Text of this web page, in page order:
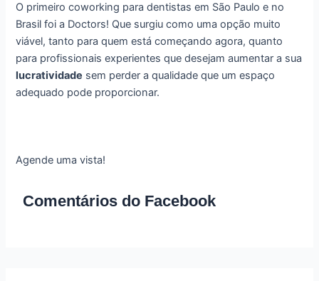
O primeiro coworking para dentistas em São Paulo e no
Brasil foi a Doctors! Que surgiu como uma opção muito
viável, tanto para quem está começando agora, quanto
para profissionais experientes que desejam aumentar a sua
lucratividade sem perder a qualidade que um espaço
adequado pode proporcionar.
Agende uma vista!
Comentários do Facebook